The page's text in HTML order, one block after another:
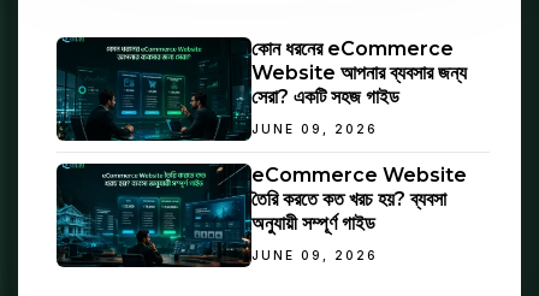
কোন ধরনের eCommerce
Website আপনার ব্যবসার জন্য
সেরা? একটি সহজ গাইড
JUNE 09, 2026
eCommerce Website
তৈরি করতে কত খরচ হয়? ব্যবসা
অনুযায়ী সম্পূর্ণ গাইড
JUNE 09, 2026